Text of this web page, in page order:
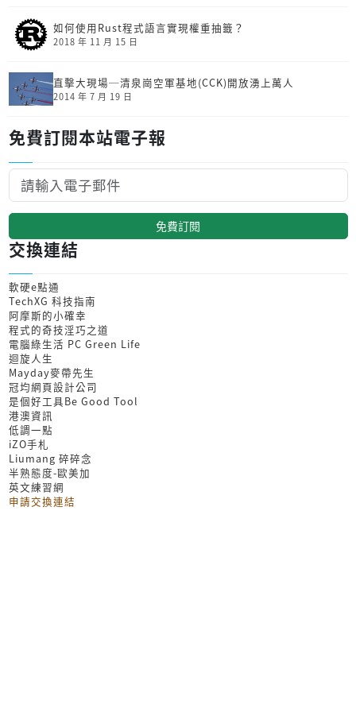
如何使用Rust程式語言實現權重抽籤？
2018 年 11 月 15 日
直擊大現場─清泉崗空軍基地(CCK)開放湧上萬人
2014 年 7 月 19 日
免費訂閱本站電子報
免費訂閱
交換連結
軟硬e點通
TechXG 科技指南
阿摩斯的小確幸
程式的奇技淫巧之道
電腦綠生活 PC Green Life
迴旋人生
Mayday麥帶先生
冠均網頁設計公司
是個好工具Be Good Tool
港澳資訊
低調一點
iZO手札
Liumang 碎碎念
半熟態度-歐美加
英文練習網
申請交換連結